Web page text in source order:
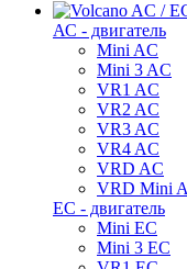
АС - двигатель
Mini AC
Mini 3 AC
VR1 AC
VR2 AC
VR3 AC
VR4 AC
VRD AC
VRD Mini
ЕС - двигатель
Mini EC
Mini 3 EC